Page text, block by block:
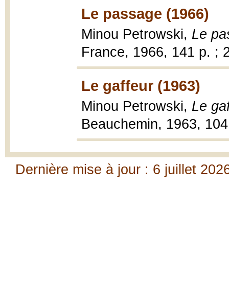
Le passage (1966)
Minou Petrowski, Le
France, 1966, 141 p. ;
Le gaffeur (1963)
Minou Petrowski, Le
Beauchemin, 1963,
Dernière mise à jour : 6 juillet